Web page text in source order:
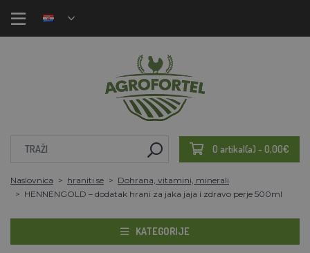
0 artikal(a) - 0,00€
Naslovnica hraniti se
Dohrana, vitamini, minerali
HENNENGOLD – dodatak hrani za jaka jaja i zdravo perje 500ml
KATEGORIJE